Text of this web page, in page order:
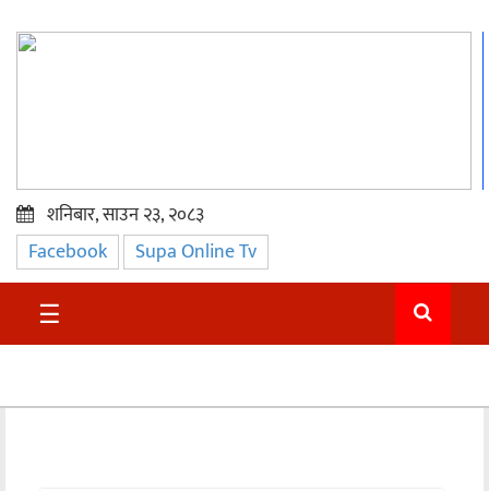
प्रमुख
समाचार
सुदुर
शनिबार, साउन २३, २०८३
Facebook Supa Online Tv
☰